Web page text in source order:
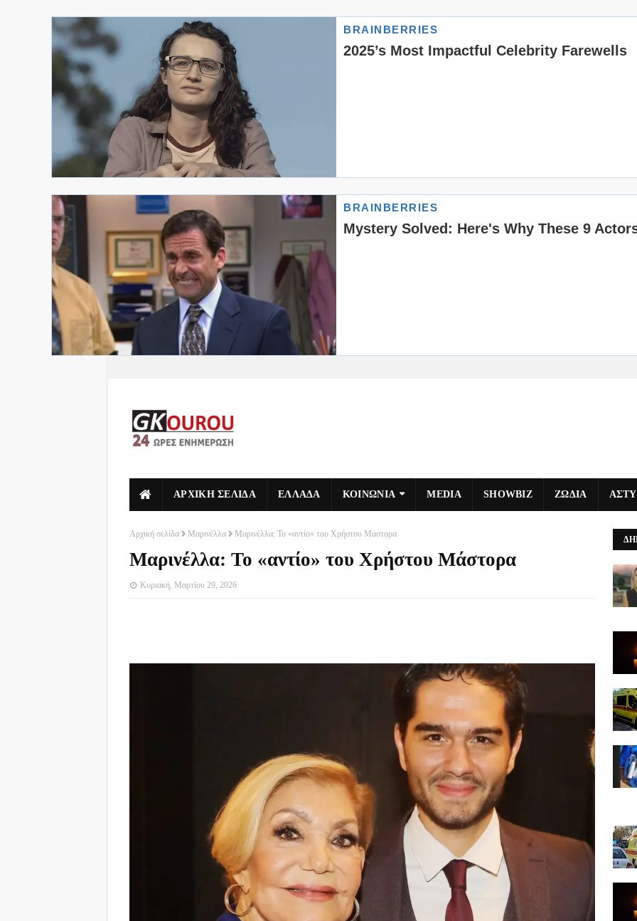
ΑΡΧΙΚΗ ΣΕΛΙΔΑ ΕΛΛΑΔΑ ΚΟΙΝΩΝΙΑ MEDIA SHOWBIZ ΖΩΔΙΑ
Αρχική σελίδα Μαρινέλλα Μαρινέλλα: Το «αντίο» του Χρήστου Μάστορα
Μαρινέλλα: Το «αντίο» του Χρήστου Μάστορα
Κυριακή, Μαρτίου 29, 2026